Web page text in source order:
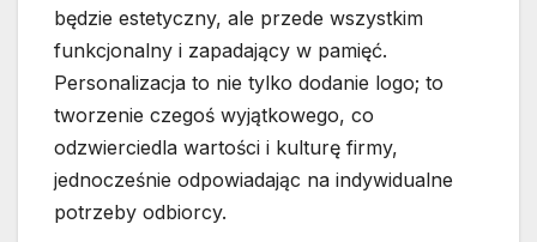
będzie estetyczny, ale przede wszystkim
funkcjonalny i zapadający w pamięć.
Personalizacja to nie tylko dodanie logo; to
tworzenie czegoś wyjątkowego, co
odzwierciedla wartości i kulturę firmy,
jednocześnie odpowiadając na indywidualne
potrzeby odbiorcy.